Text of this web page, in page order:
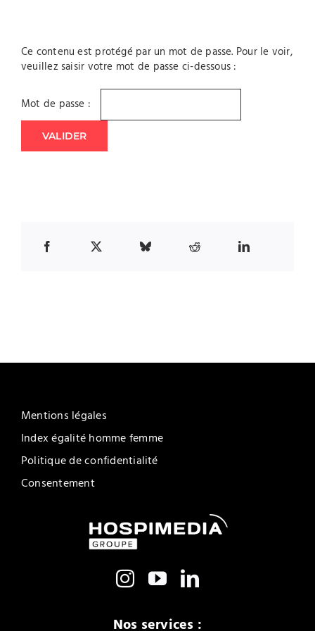
Ce contenu est protégé par un mot de passe. Pour le voir,
veuillez saisir votre mot de passe ci-dessous :
Mot de passe :
Mentions légales
Index égalité homme femme
Politique de confidentialité
Consentement
Nos services :